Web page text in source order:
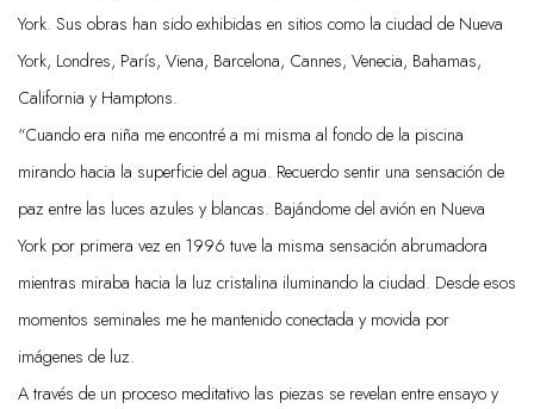
York. Sus obras han sido exhibidas en sitios como la ciudad de Nueva
York, Londres, París, Viena, Barcelona, Cannes, Venecia, Bahamas,
California y Hamptons.
“Cuando era niña me encontré a mi misma al fondo de la piscina
mirando hacia la superficie del agua. Recuerdo sentir una sensación de
paz entre las luces azules y blancas. Bajándome del avión en Nueva
York por primera vez en 1996 tuve la misma sensación abrumadora
mientras miraba hacia la luz cristalina iluminando la ciudad. Desde esos
momentos seminales me he mantenido conectada y movida por
imágenes de luz.
A través de un proceso meditativo las piezas se revelan entre ensayo y